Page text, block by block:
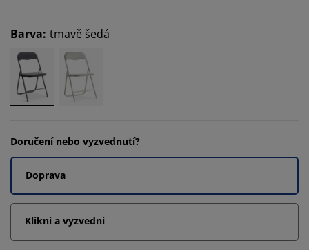
Barva: tmavě šedá
Doručení nebo vyzvednutí?
Doprava
Klikni a vyzvedni